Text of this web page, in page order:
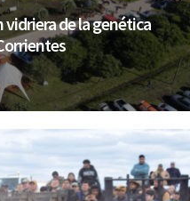
vidriera de la genética